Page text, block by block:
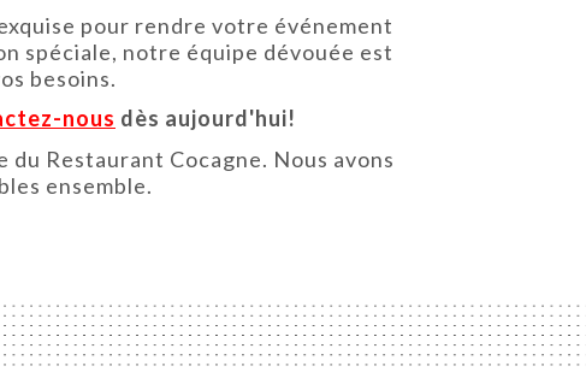
pour rendre votre événement
spéciale, notre équipe dévouée est
besoins.
nous dès aujourd'hui!
Restaurant Cocagne. Nous avons
ensemble.